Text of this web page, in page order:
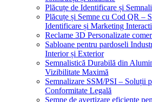
Plăcuțe de Identificare și
Plăcuțe și Semne cu Cod QR –
Identificare și Marketing
Reclame 3D Personalizate
Sabloane pentru pardoseli
Interior și Exterior
Semnalistică Durabilă din
Vizibilitate Maximă
Semnalizare SSM/PSI – Soluții
Conformitate Legală
Semne de avertizare eficiente